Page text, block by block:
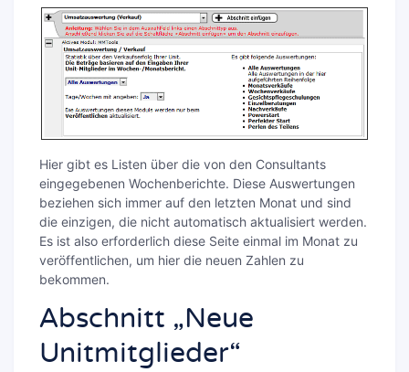
Hier gibt es Listen über die von den Consultants
eingegebenen Wochenberichte. Diese Auswertungen
beziehen sich immer auf den letzten Monat und sind
die einzigen, die nicht automatisch aktualisiert werden.
Es ist also erforderlich diese Seite einmal im Monat zu
veröffentlichen, um hier die neuen Zahlen zu
bekommen.
Abschnitt „Neue
Unitmitglieder“